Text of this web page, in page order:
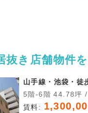
抜き店舗物件
山手線・池袋・徒
5階-6階 44.78坪 /
148.04㎡
賃料: